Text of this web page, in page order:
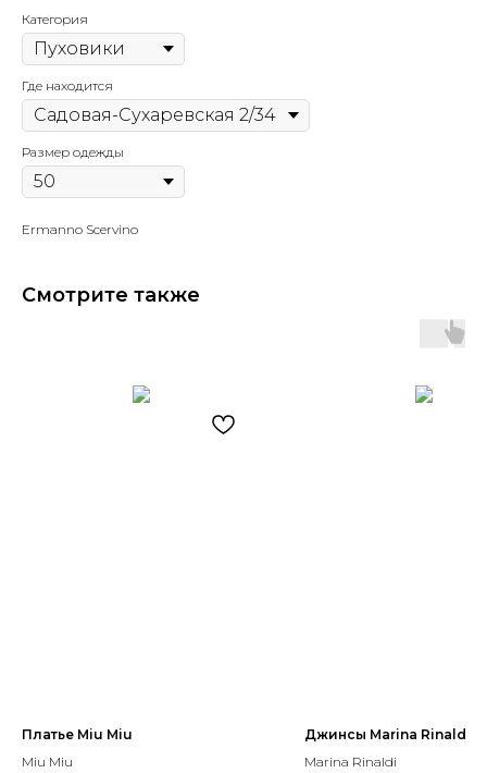
Категория
Где находится
Размер одежды
Ermanno Scervino
Смотрите также
Платье Miu Miu
Miu Miu
Джинсы Marina Rinaldi
Marina Rinaldi